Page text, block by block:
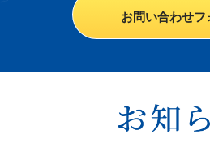
お問い合わせフ